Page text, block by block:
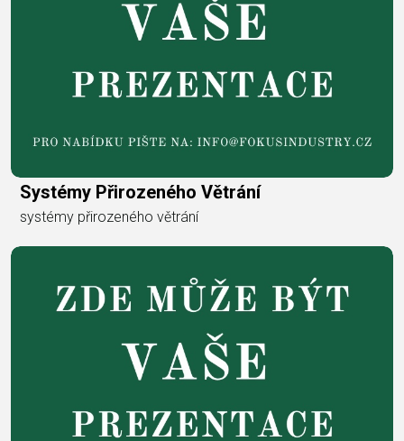
Systémy Přirozeného Větrání
systémy přirozeného větrání